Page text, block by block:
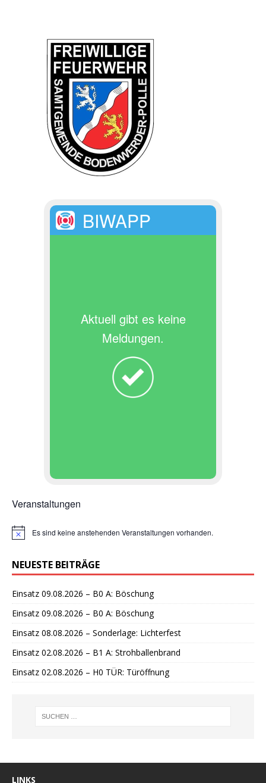
BIWAPP
Aktuell gibt es keine
Meldungen.
Veranstaltungen
H
w
e
s
Es sind keine anstehenden Veranstaltungen vorhanden.
NEUESTE BEITRÄGE
Einsatz 09.08.2026 – B0 A: Böschung
Einsatz 09.08.2026 – B0 A: Böschung
Einsatz 08.08.2026 – Sonderlage: Lichterfest
Einsatz 02.08.2026 – B1 A: Strohballenbrand
Einsatz 02.08.2026 – H0 TÜR: Türöffnung
LINKS